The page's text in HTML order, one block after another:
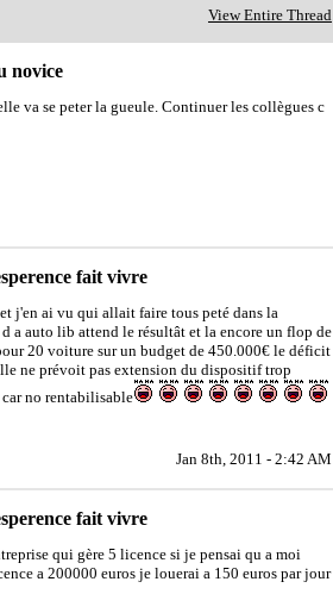
View Entire Thread
novice
va se peter la gueule. Continuer les collègues c
fait vivre
j'en ai vu qui allait faire tous peté dans la
a auto lib attend le résultât et la encore un flop de
20 voiture sur un budget de 450.000€ le déficit
ne prévoit pas extension du dispositif trop
no rentabilisable
Jan 8th, 2011 - 2:42 AM
fait vivre
qui gère 5 licence si je pensai qu a moi
a 200000 euros je louerai a 150 euros par jour